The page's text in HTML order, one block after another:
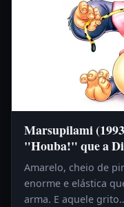
Marsupilami
"Houba!" que a
Amarelo, cheio de
enorme e elástica
arma. E aquele